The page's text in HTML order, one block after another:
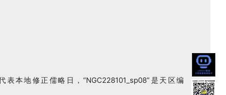
表本地修正儒略日，“NGC228101_sp08”是天区编